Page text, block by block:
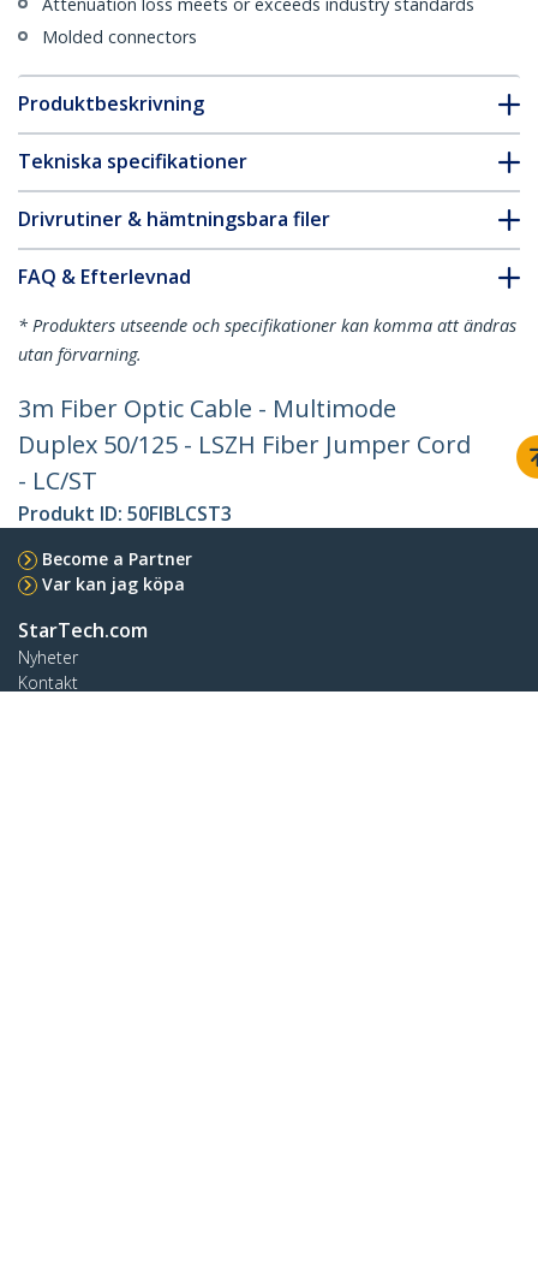
Molded connectors
Produktbeskrivning
Tekniska specifikationer
Drivrutiner & hämtningsbara filer
FAQ & Efterlevnad
* Produkters utseende och specifikationer kan komma att ändras
utan förvarning.
3m Fiber Optic Cable - Multimode
Duplex 50/125 - LSZH Fiber Jumper Cord
- LC/ST
Produkt ID: 50FIBLCST3
Become a Partner
Var kan jag köpa
StarTech.com
Nyheter
Kontakt